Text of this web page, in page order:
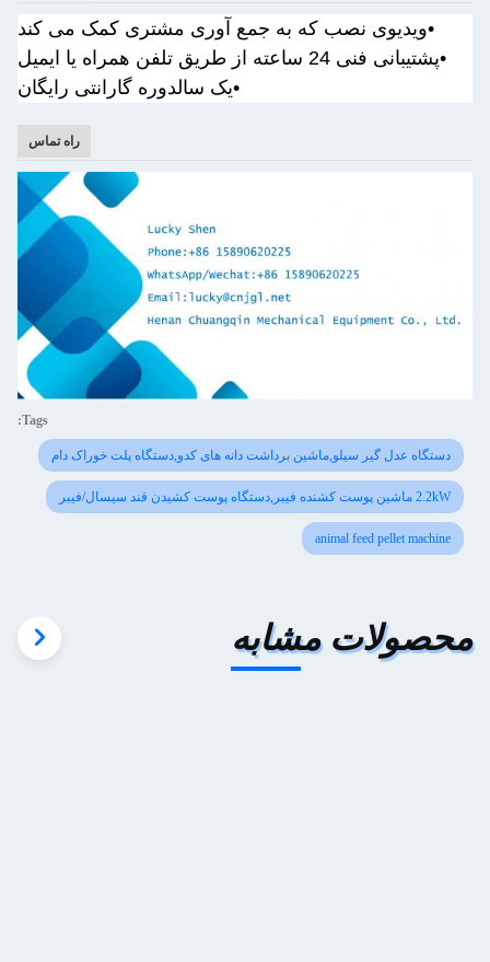
•ویدیوی نصب که به جمع آوری مشتری کمک می کند
•پشتیبانی فنی 24 ساعته از طریق تلفن همراه یا ایمیل
•یک سالدوره گارانتی رایگان
راه تماس
Tags:
دستگاه عدل گیر سیلو,ماشین برداشت دانه های کدو,دستگاه پلت خوراک دام
2.2kW ماشین پوست کشنده فیبر,دستگاه پوست کشیدن قند سیسال/فیبر
animal feed pellet machine
محصولات مشابه